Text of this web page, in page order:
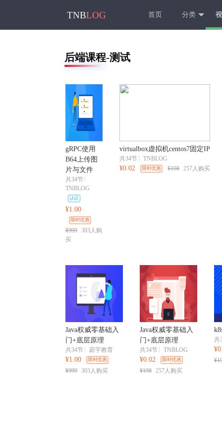
TNBLOG 首页 分类
后端课程-测试
gRPC使用
B64上传图
片与文件
共34节
TNBLOG
认证
¥1.00
限时优惠
¥999 303人购
买
virtualbox虚拟机centos7固定IP
共34节 TNBLOG
¥0.02 限时优惠 ¥198 257人购买
Java权威零基础入
门+底层原理
共34节 蔚宇教育
¥1.00 限时优惠
¥999 303人购买
Java权威零基础入
门+底层原理
共34节 TNBLOG
¥0.02 限时优惠
¥198 257人购买
共